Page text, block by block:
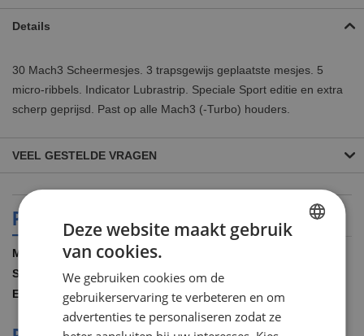
Details
30 Mach3 Scheermesjes. 3 trapsgewijs geplaatste mesjes. 5
micro-ribbels. Indicator Lubrastrip. Speciale Sport editie en extra
scherp geprijsd. Past op alle Mach3 (-Turbo) houders.
VEEL GESTELDE VRAGEN
PRODUCT SPECIFICATIES
Meer
informatie
Gillette
30.00 STUKS
COMBIGILM3SPORT30
Deze website maakt gebruik
van cookies.
We gebruiken cookies om de
gebruikerservaring te verbeteren en om
advertenties te personaliseren zodat ze